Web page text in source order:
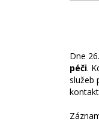
Dne
péči.
služeb